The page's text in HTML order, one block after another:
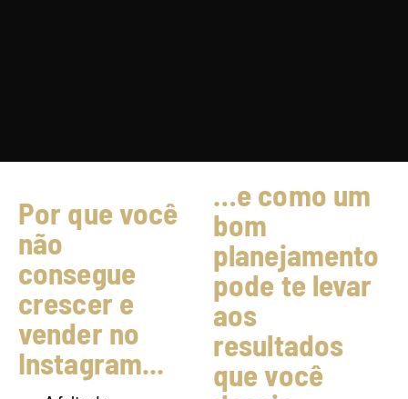
Por que você
não
consegue
crescer e
vender no
Instagram...
…e como um
bom
planejamento
pode te levar
aos
resultados
que você